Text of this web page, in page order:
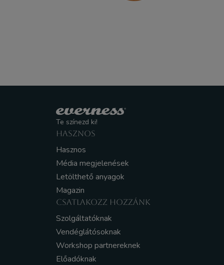
Te színezd ki!
HASZNOS
Hasznos
Média megjelenések
Letölthető anyagok
Magazin
CSATLAKOZZ HOZZÁNK
Szolgáltatóknak
Vendéglátósoknak
Workshop partnereknek
Előadóknak